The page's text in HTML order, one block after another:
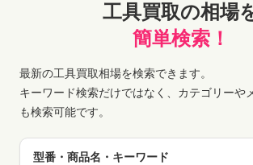
工具買取の相場
簡単検索！
最新の工具買取相場を検索できます。
キーワード検索だけではなく、カテゴリーや
も検索可能です。
型番・商品名・キーワード